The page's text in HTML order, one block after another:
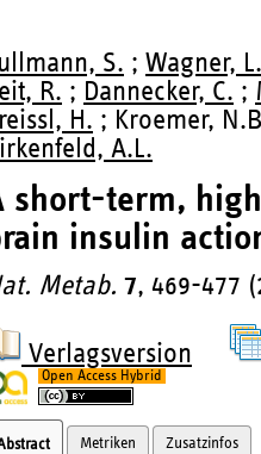
S. ; Wagner, L.
R. ; Dannecker, C. ;
H. ; Kroemer,
A.L.
short-term,
insulin
Metab. 7, 469-477
Verlagsversion
Open Access Hybrid
Metriken Zusatzinfos